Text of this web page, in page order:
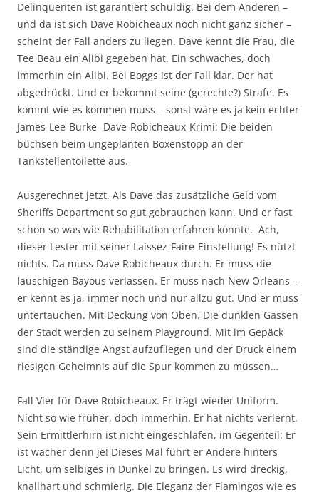
Delinquenten ist garantiert schuldig. Bei dem Anderen –
und da ist sich Dave Robicheaux noch nicht ganz sicher –
scheint der Fall anders zu liegen. Dave kennt die Frau, die
Tee Beau ein Alibi gegeben hat. Ein schwaches, doch
immerhin ein Alibi. Bei Boggs ist der Fall klar. Der hat
abgedrückt. Und er bekommt seine (gerechte?) Strafe. Es
kommt wie es kommen muss – sonst wäre es ja kein echter
James-Lee-Burke- Dave-Robicheaux-Krimi: Die beiden
büchsen beim ungeplanten Boxenstopp an der
Tankstellentoilette aus.
Ausgerechnet jetzt. Als Dave das zusätzliche Geld vom
Sheriffs Department so gut gebrauchen kann. Und er fast
schon so was wie Rehabilitation erfahren könnte. Ach,
dieser Lester mit seiner Laissez-Faire-Einstellung! Es nützt
nichts. Da muss Dave Robicheaux durch. Er muss die
lauschigen Bayous verlassen. Er muss nach New Orleans –
er kennt es ja, immer noch und nur allzu gut. Und er muss
untertauchen. Mit Deckung von Oben. Die dunklen Gassen
der Stadt werden zu seinem Playground. Mit im Gepäck
sind die ständige Angst aufzufliegen und der Druck einem
riesigen Geheimnis auf die Spur kommen zu müssen…
Fall Vier für Dave Robicheaux. Er trägt wieder Uniform.
Nicht so wie früher, doch immerhin. Er hat nichts verlernt.
Sein Ermittlerhirn ist nicht eingeschlafen, im Gegenteil: Er
ist wacher denn je! Dieses Mal führt er Andere hinters
Licht, um selbiges in Dunkel zu bringen. Es wird dreckig,
knallhart und schmierig. Die Eleganz der Flamingos wie es